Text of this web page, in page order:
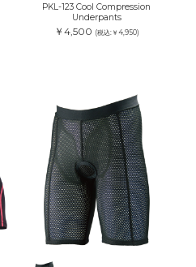
PKL-123 Cool Compression
Underpants
￥4,500 (税込:￥4,950)